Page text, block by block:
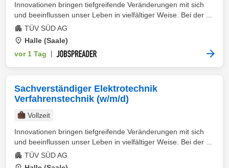
Innovationen bringen tiefgreifende Veränderungen mit sich
und beeinflussen unser Leben in vielfältiger Weise. Bei der ...
TÜV SÜD AG
Halle (Saale)
vor 1 Tag
Sachverständiger Elektrotechnik
Verfahrenstechnik (w/m/d)
Vollzeit
Innovationen bringen tiefgreifende Veränderungen mit sich
und beeinflussen unser Leben in vielfältiger Weise. Bei der ...
TÜV SÜD AG